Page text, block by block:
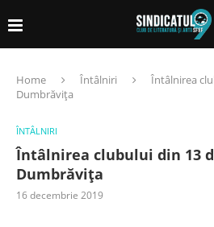
Home Întâlniri
Întâlnirea
Dumbrăvița
ÎNTÂLNIRI
Întâlnirea clubului din 13
Dumbrăvița
16 decembrie 2019